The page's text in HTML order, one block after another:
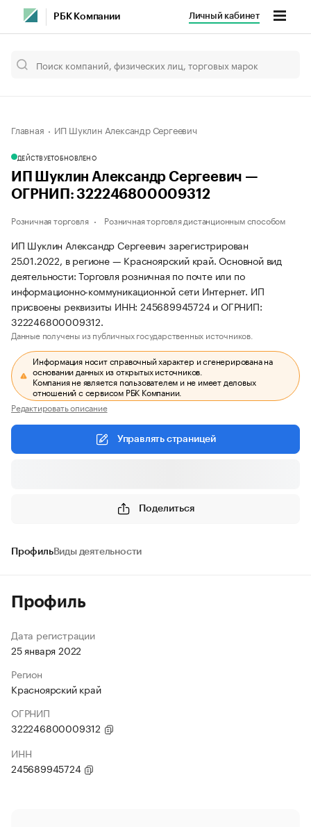
РБК Компании Личный кабинет
Главная ИП Шуклин Александр Сергеевич
ДЕЙСТВУЕТОБНОВЛЕНО
ИП Шуклин Александр Сергеевич —
ОГРНИП: 322246800009312
Розничная торговля Розничная торговля дистанционным способом
ИП Шуклин Александр Сергеевич зарегистрирован
25.01.2022, в регионе — Красноярский край. Основной вид
деятельности: Торговля розничная по почте или по
информационно-коммуникационной сети Интернет. ИП
присвоены реквизиты ИНН: 245689945724 и ОГРНИП:
322246800009312.
Данные получены из публичных государственных источников.
Информация носит справочный характер и сгенерирована на
основании данных из открытых источников.
Компания не является пользователем и не имеет деловых
отношений с сервисом РБК Компании.
Редактировать описание
Управлять страницей
Поделиться
ПрофильВиды деятельности
Профиль
Дата регистрации
25 января 2022
Регион
Красноярский край
ОГРНИП
322246800009312
ИНН
245689945724